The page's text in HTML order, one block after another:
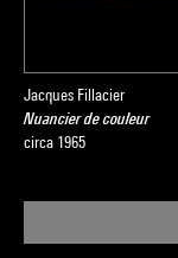
Jacques Fillacier
Nuancier de couleur
circa 1965